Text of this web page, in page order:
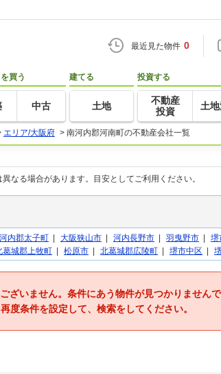
最近見た物件 0
買う
中古
建てる
土地
投資する
不動産
投資
土
エリア/大阪府 > 南河内郡河南町の不動産会社一覧
なる場合があります。目安としてご利用ください。
内郡太子町 | 大阪狭山市 | 河内長野市 | 羽曳野市 | 堺
葛城郡上牧町 | 松原市 | 北葛城郡広陵町 | 堺市中区 |
ざいません。条件にあう物件が見つかりませんで
再度条件を設定して、検索をしてください。